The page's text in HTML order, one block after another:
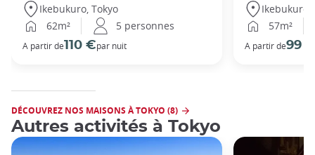
Ikebukuro, Tokyo
62m²
5 personnes
A partir de110 €par nuit
Ikebukuro,
57m²
A partir de99 €
DÉCOUVREZ NOS MAISONS À TOKYO (8)
Autres activités à Tokyo